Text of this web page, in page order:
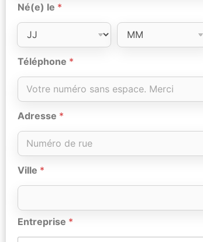
Né(e) le *
Téléphone *
Adresse *
Ville *
Entreprise *